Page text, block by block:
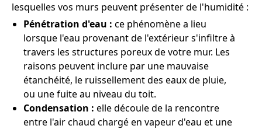
lesquelles vos murs peuvent présenter de l'humidité :
Pénétration d'eau : ce phénomène a lieu
lorsque l'eau provenant de l'extérieur s'infiltre à
travers les structures poreux de votre mur. Les
raisons peuvent inclure par une mauvaise
étanchéité, le ruissellement des eaux de pluie,
ou une fuite au niveau du toit.
Condensation : elle découle de la rencontre
entre l'air chaud chargé en vapeur d'eau et une